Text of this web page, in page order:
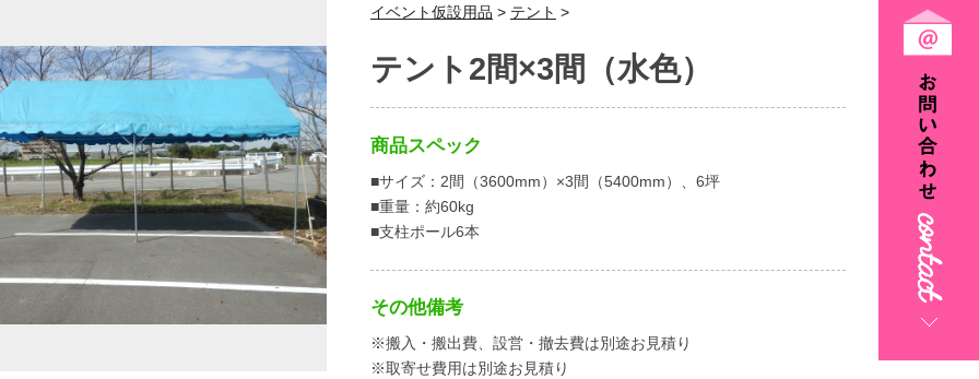
イベント仮設用品 > テント >
テント2間×3間（水色）
商品スペック
■サイズ：2間（3600mm）×3間（5400mm）、6坪
■重量：約60kg
■支柱ポール6本
その他備考
※搬入・搬出費、設営・撤去費は別途お見積り
※取寄せ費用は別途お見積り